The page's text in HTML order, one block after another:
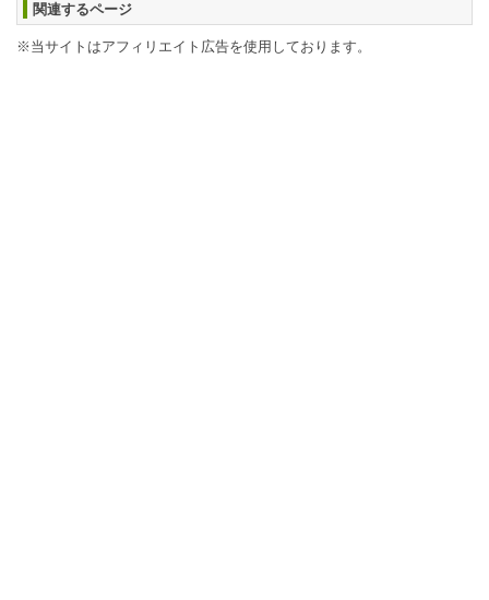
関連するページ
※当サイトはアフィリエイト広告を使用しております。